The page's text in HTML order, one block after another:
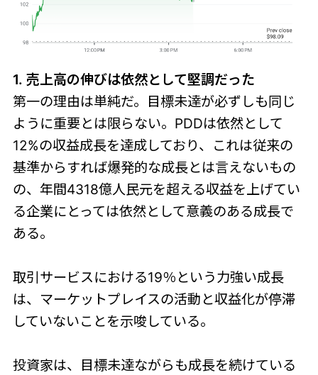
1. 売上高の伸びは依然として堅調だった
第一の理由は単純だ。目標未達が必ずしも同じ
ように重要とは限らない。PDDは依然として
12%の収益成長を達成しており、これは従来の
基準からすれば爆発的な成長とは言えないもの
の、年間4318億人民元を超える収益を上げてい
る企業にとっては依然として意義のある成長で
ある。
取引サービスにおける19％という力強い成長
は、マーケットプレイスの活動と収益化が停滞
していないことを示唆している。
投資家は、目標未達ながらも成長を続けている